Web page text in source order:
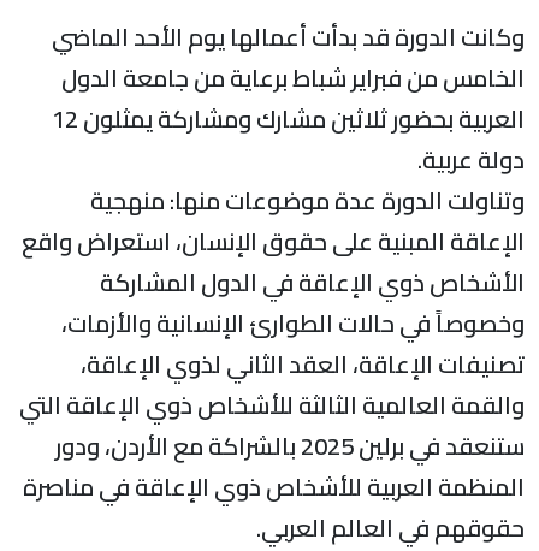
وكانت الدورة قد بدأت أعمالها يوم الأحد الماضي
الخامس من فبراير شباط برعاية من جامعة الدول
العربية بحضور ثلاثين مشارك ومشاركة يمثلون 12
دولة عربية.
وتناولت الدورة عدة موضوعات منها: منهجية
الإعاقة المبنية على حقوق الإنسان، استعراض واقع
الأشخاص ذوي الإعاقة في الدول المشاركة
وخصوصاً في حالات الطوارئ الإنسانية والأزمات،
تصنيفات الإعاقة، العقد الثاني لذوي الإعاقة،
والقمة العالمية الثالثة للأشخاص ذوي الإعاقة التي
ستنعقد في برلين 2025 بالشراكة مع الأردن، ودور
المنظمة العربية للأشخاص ذوي الإعاقة في مناصرة
حقوقهم في العالم العربي.